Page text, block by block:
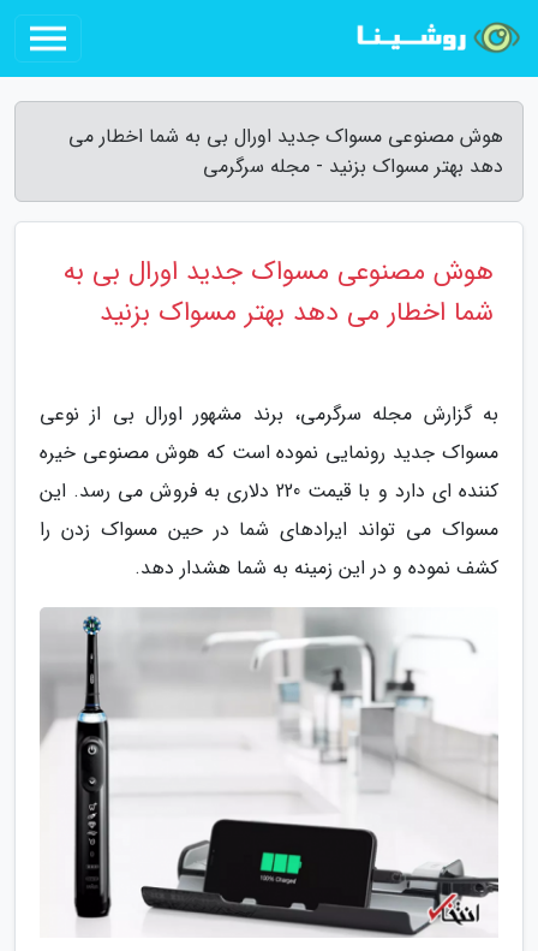
هوش مصنوعی مسواک جدید اورال بی به شما اخطار می
دهد بهتر مسواک بزنید - مجله سرگرمی
هوش مصنوعی مسواک جدید اورال بی به
شما اخطار می دهد بهتر مسواک بزنید
به گزارش مجله سرگرمی، برند مشهور اورال بی از نوعی
مسواک جدید رونمایی نموده است که هوش مصنوعی خیره
کننده ای دارد و با قیمت 220 دلاری به فروش می رسد. این
مسواک می تواند ایرادهای شما در حین مسواک زدن را
کشف نموده و در این زمینه به شما هشدار دهد.